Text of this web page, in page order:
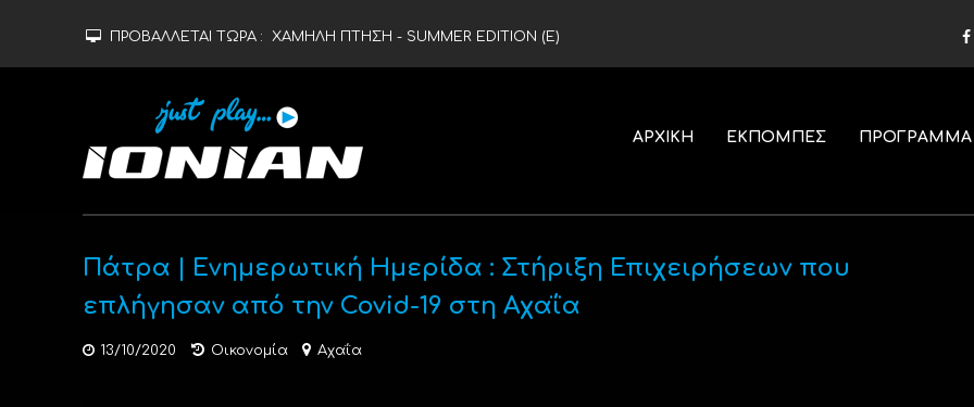
ΠΡΟΒΑΛΛΕΤΑΙ ΤΩΡΑ : ΧΑΜΗΛΗ ΠΤΗΣΗ - SUMMER EDITION (Ε)
ΑΡΧΙΚΗ ΕΚΠΟΜΠΕΣ ΠΡΟΓΡΑΜΜΑ
Πάτρα | Ενημερωτική Ημερίδα : Στήριξη Επιχειρήσεων που
επλήγησαν από την Covid-19 στη Αχαΐα
13/10/2020 Οικονομία Αχαΐα